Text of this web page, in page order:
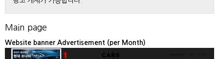
Main page
Website banner Advertisement (per Month)